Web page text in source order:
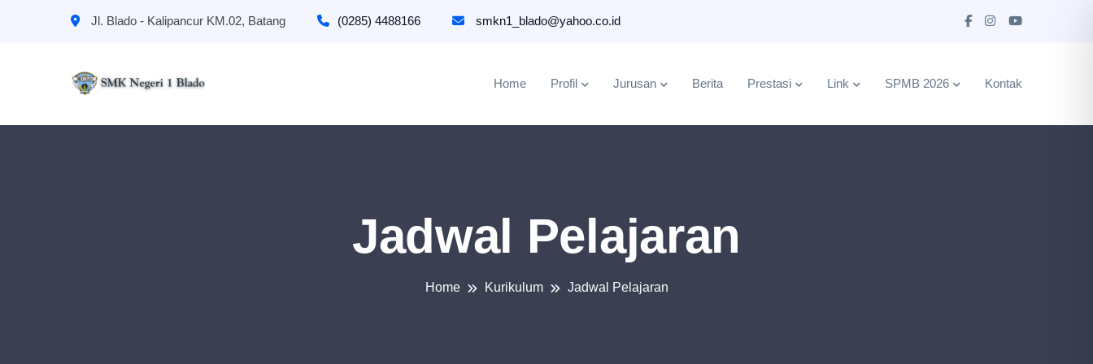
Jl. Blado - Kalipancur KM.02, Batang (0285) 4488166 smkn1_blado@yahoo.co.id
Home Profil Jurusan Berita Prestasi Link SPMB 2026 Kontak
Jadwal Pelajaran
Home Kurikulum Jadwal Pelajaran